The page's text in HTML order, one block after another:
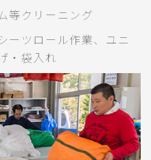
等クリーニング
ーツロール作業、ユニ
・袋入れ